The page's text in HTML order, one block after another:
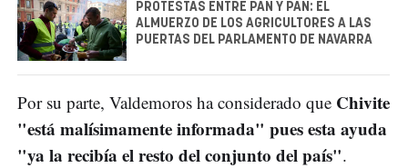
PROTESTAS ENTRE PAN Y PAN: EL
ALMUERZO DE LOS AGRICULTORES A LAS
PUERTAS DEL PARLAMENTO DE NAVARRA
Por su parte, Valdemoros ha considerado que Chivite
"está malísimamente informada" pues esta ayuda
"ya la recibía el resto del conjunto del país".